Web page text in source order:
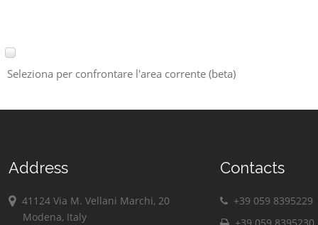
Seleziona per confrontare l'area corrente (beta)
Address
41124 Via M. Vellani Marchi, 20
Modena, Italy
Contacts
+39 059 8395229